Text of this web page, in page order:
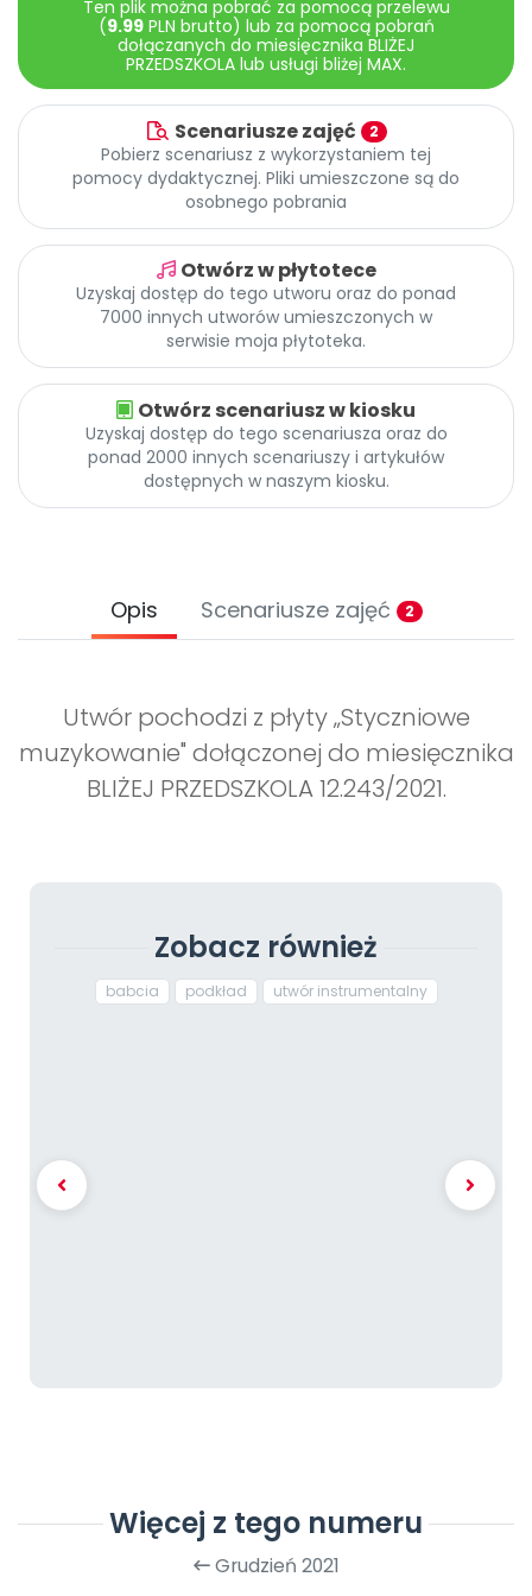
Archiwalne numery
Pomoc
Promocje
Ten plik można pobrać za pomocą przelewu
(9.99PLN brutto) lub za pomocą pobrań
dołączanych do miesięcznika BLIŻEJ
PRZEDSZKOLA lub usługi bliżej MAX.
Scenariusze zajęć 2
Pobierz scenariusz z wykorzystaniem tej
pomocy dydaktycznej. Pliki umieszczone są do
osobnego pobrania
Otwórz w płytotece
Uzyskaj dostęp do tego utworu oraz do ponad
7000 innych utworów umieszczonych w
serwisie moja płytoteka.
Otwórz scenariusz w kiosku
Uzyskaj dostęp do tego scenariusza oraz do
ponad 2000 innych scenariuszy i artykułów
dostępnych w naszym kiosku.
Opis Scenariusze zajęć 2
Utwór pochodzi z płyty „Styczniowe
muzykowanie" dołączonej do miesięcznika
BLIŻEJ PRZEDSZKOLA 12.243/2021.
Zobacz również
babcia podkład utwór instrumentalny
Więcej z tego numeru
Grudzień 2021